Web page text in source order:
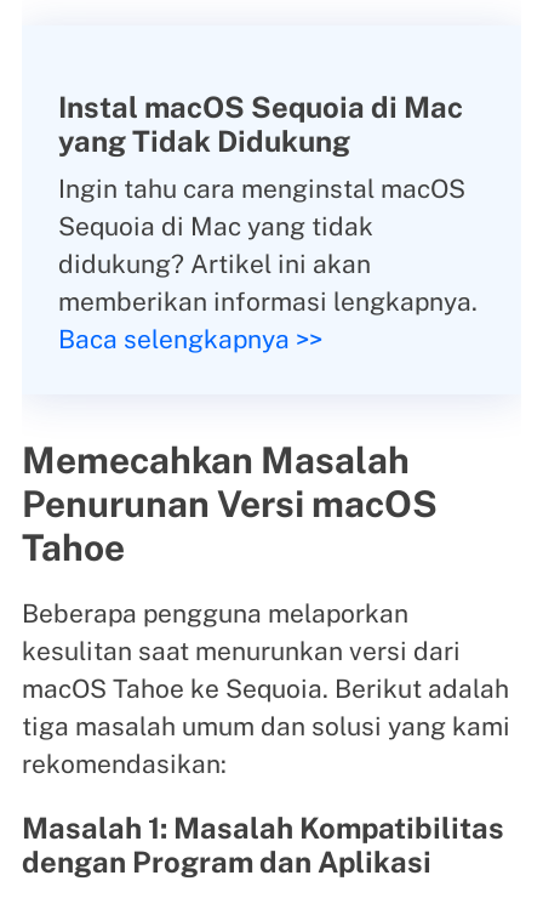
Instal macOS Sequoia di Mac
yang Tidak Didukung
Ingin tahu cara menginstal macOS
Sequoia di Mac yang tidak
didukung? Artikel ini akan
memberikan informasi lengkapnya.
Baca selengkapnya >>
Memecahkan Masalah
Penurunan Versi macOS
Tahoe
Beberapa pengguna melaporkan
kesulitan saat menurunkan versi dari
macOS Tahoe ke Sequoia. Berikut adalah
tiga masalah umum dan solusi yang kami
rekomendasikan:
Masalah 1: Masalah Kompatibilitas
dengan Program dan Aplikasi